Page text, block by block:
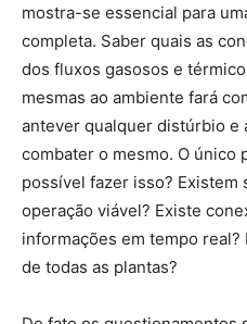
mostra-se essencial para
completa. Saber quais as
dos fluxos gasosos e
mesmas ao ambiente fará
antever qualquer distúrbio e
combater o mesmo. O único
possível fazer isso?
operação viável? Existe
informações em tempo
de todas as plantas?